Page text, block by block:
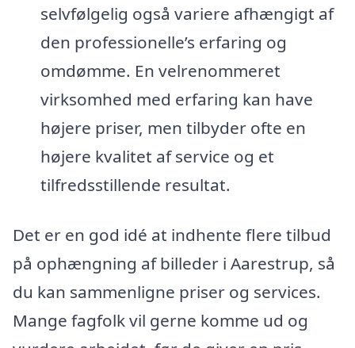
selvfølgelig også variere afhængigt af
den professionelle’s erfaring og
omdømme. En velrenommeret
virksomhed med erfaring kan have
højere priser, men tilbyder ofte en
højere kvalitet af service og et
tilfredsstillende resultat.
Det er en god idé at indhente flere tilbud
på ophængning af billeder i Aarestrup, så
du kan sammenligne priser og services.
Mange fagfolk vil gerne komme ud og